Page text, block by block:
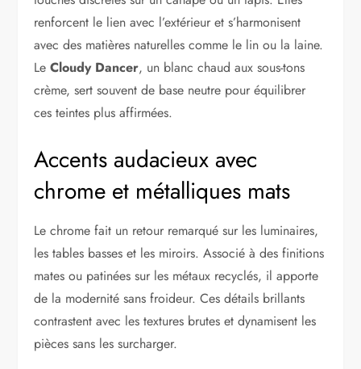
renforcent le lien avec l’extérieur et s’harmonisent
avec des matières naturelles comme le lin ou la laine.
LeCloudy Dancer, un blanc chaud aux sous-tons
crème, sert souvent de base neutre pour équilibrer
ces teintes plus affirmées.
Accents audacieux avec
chrome et métalliques mats
Le chrome fait un retour remarqué sur les luminaires,
les tables basses et les miroirs. Associé à des finitions
mates ou patinées sur les métaux recyclés, il apporte
de la modernité sans froideur. Ces détails brillants
contrastent avec les textures brutes et dynamisent les
pièces sans les surcharger.